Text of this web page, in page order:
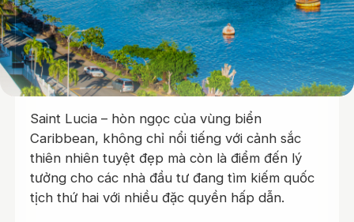
Tổng quan chương trình
Saint Lucia – hòn ngọc của vùng biển
Caribbean, không chỉ nổi tiếng với cảnh sắc
thiên nhiên tuyệt đẹp mà còn là điểm đến lý
tưởng cho các nhà đầu tư đang tìm kiếm quốc
tịch thứ hai với nhiều đặc quyền hấp dẫn.